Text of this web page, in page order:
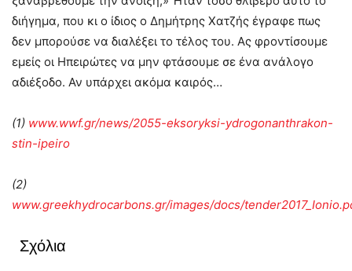
διήγημα, που κι ο ίδιος ο Δημήτρης Χατζής έγραφε πως
δεν μπορούσε να διαλέξει το τέλος του. Ας φροντίσουμε
εμείς οι Ηπειρώτες να μην φτάσουμε σε ένα ανάλογο
αδιέξοδο. Αν υπάρχει ακόμα καιρός…
(1) www.wwf.gr/news/2055-eksoryksi-ydrogonanthrakon-
stin-ipeiro
(2)
www.greekhydrocarbons.gr/images/docs/
Σχόλια